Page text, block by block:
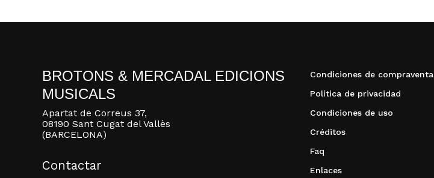
BROTONS & MERCADAL EDICIONS
MUSICALS
Apartat de Correus 37,
08190 Sant Cugat del Vallès
(BARCELONA)
Contactar
Condiciones de compraventa
Política de privacidad
Condiciones de uso
Créditos
Faq
Enlaces